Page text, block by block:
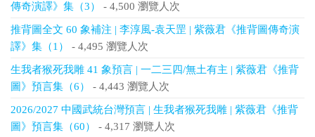
傳奇演譯》集（3）
- 4,500 瀏覽人次
推背圖全文 60 象補注 | 李淳風-袁天罡 | 紫薇君《推背圖傳奇演
譯》集（1）
- 4,495 瀏覽人次
生我者猴死我雕 41 象預言 | 一二三四/無土有主 | 紫薇君《推背
圖》預言集（6）
- 4,443 瀏覽人次
2026/2027 中國武統台灣預言 | 生我者猴死我雕 | 紫薇君《推背
圖》預言集（60）
- 4,317 瀏覽人次